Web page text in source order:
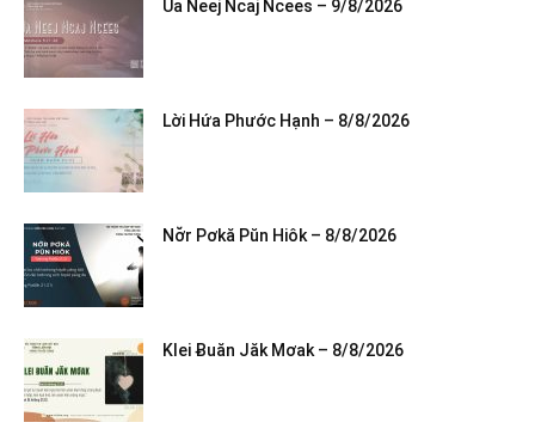
Ua Neej Ncaj Ncees – 9/8/2026
Lời Hứa Phước Hạnh – 8/8/2026
Nơ̆r Pơkă Pŭn Hiôk – 8/8/2026
Klei Ƀuăn Jăk Mơak – 8/8/2026